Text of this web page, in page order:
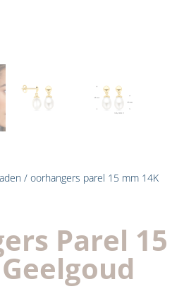
/ oorhangers parel 15 mm 14K
Parel 15